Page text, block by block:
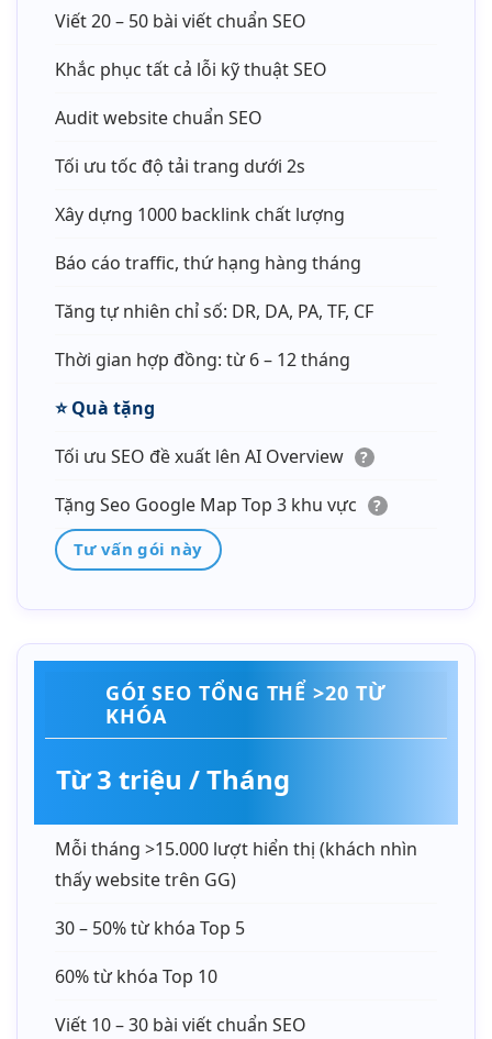
Viết 20 – 50 bài viết chuẩn SEO
Khắc phục tất cả lỗi kỹ thuật SEO
Audit website chuẩn SEO
Tối ưu tốc độ tải trang dưới 2s
Xây dựng 1000 backlink chất lượng
Báo cáo traffic, thứ hạng hàng tháng
Tăng tự nhiên chỉ số: DR, DA, PA, TF, CF
Thời gian hợp đồng: từ 6 – 12 tháng
⭐️Quà tặng
Tối ưu SEO đề xuất lên AI Overview
?
Tặng Seo Google Map Top 3 khu vực ?
Tư vấn gói này
GÓI SEO TỔNG THỂ >20 TỪ
KHÓA
Từ 3 triệu / Tháng
Mỗi tháng >15.000 lượt hiển thị (khách nhìn
thấy website trên GG)
30 – 50% từ khóa Top 5
60% từ khóa Top 10
Viết 10 – 30 bài viết chuẩn SEO